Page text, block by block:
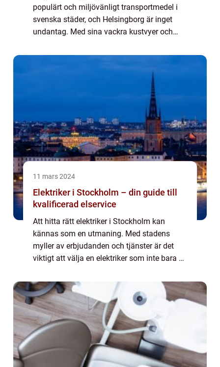
populärt och miljövänligt transportmedel i
svenska städer, och Helsingborg är inget
undantag. Med sina vackra kustvyer och
perfekt plat...
11 mars 2024
Elektriker i Stockholm – din guide till
kvalificerad elservice
Att hitta rätt elektriker i Stockholm kan
kännas som en utmaning. Med stadens
myller av erbjudanden och tjänster är det
viktigt att välja en elektriker som inte bara är